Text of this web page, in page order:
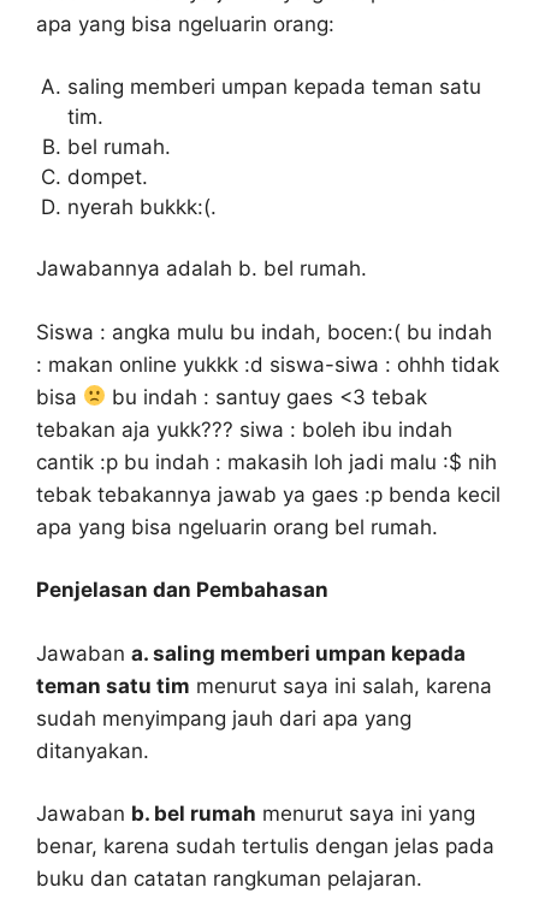
apa yang bisa ngeluarin orang:
saling memberi umpan kepada teman satu
tim.
bel rumah.
dompet.
nyerah bukkk:(.
Jawabannya adalah b. bel rumah.
Siswa : angka mulu bu indah, bocen:( bu indah
: makan online yukkk :d siswa-siwa : ohhh tidak
bisa
bu indah : santuy gaes <3 tebak
tebakan aja yukk??? siwa : boleh ibu indah
cantik :p bu indah : makasih loh jadi malu :$ nih
tebak tebakannya jawab ya gaes :p benda kecil
apa yang bisa ngeluarin orang bel rumah.
Penjelasan dan Pembahasan
Jawaban a. saling memberi umpan kepada
teman satu tim menurut saya ini salah, karena
sudah menyimpang jauh dari apa yang
ditanyakan.
Jawaban b. bel rumah menurut saya ini yang
benar, karena sudah tertulis dengan jelas pada
buku dan catatan rangkuman pelajaran.